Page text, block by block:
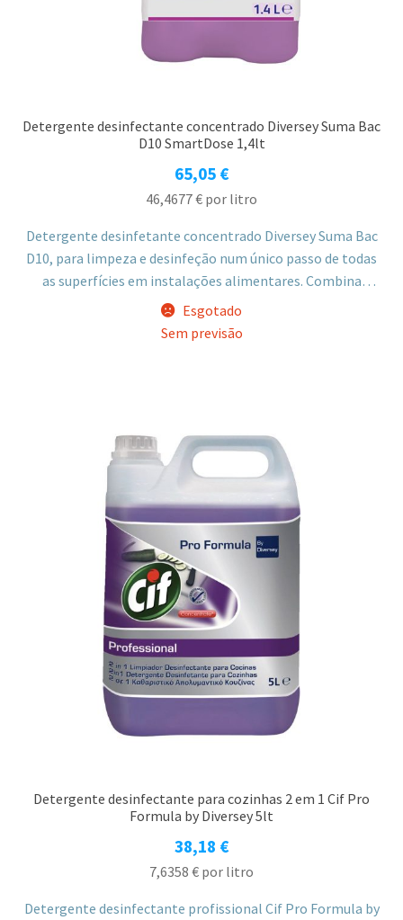
Detergente desinfectante concentrado Diversey Suma Bac
D10 SmartDose 1,4lt
65,05 €
46,4677€ por litro
Detergente desinfetante concentrado Diversey Suma Bac
D10, para limpeza e desinfeção num único passo de todas
as superfícies em instalações alimentares. Combina
agentes QAC e sequestrantes eficazes contra uma vasta
gama de microrganismos em água de qualquer dureza.
Esgotado
Sem previsão
Detergente desinfectante para cozinhas 2 em 1 Cif Pro
Formula by Diversey 5lt
38,18 €
7,6358 € por litro
Detergente desinfectante profissional Cif Pro Formula by